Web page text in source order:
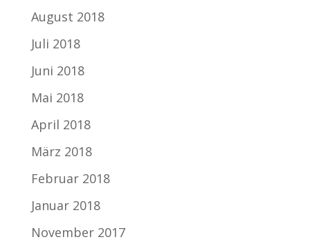
August 2018
Juli 2018
Juni 2018
Mai 2018
April 2018
März 2018
Februar 2018
Januar 2018
November 2017